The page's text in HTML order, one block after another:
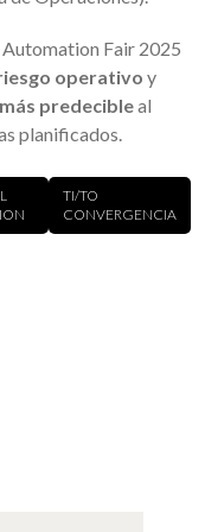
Automation Fair 2025
operativo y
predecibleal
planificados.
TI/TO
CONVERGENCIA